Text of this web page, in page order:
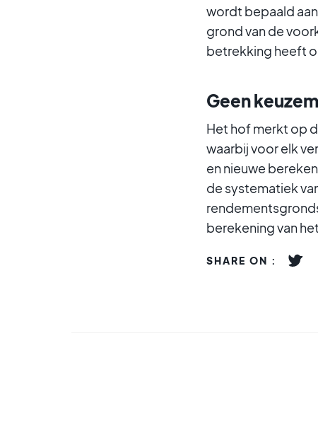
wordt bepaald
grond van de
betrekking heeft
Geen
Het hof merkt op
waarbij voor elk
en nieuwe
de systematiek
berekening van
SHARE ON :